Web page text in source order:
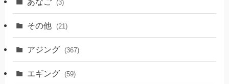
(3)
その他 (21)
アジング (367)
エギング (59)